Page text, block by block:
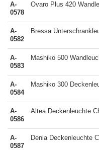
A-
0578
Ovaro Plus 420
A-
0582
Bressa
A-
0583
Mashiko 500
A-
0584
Mashiko 300
A-
0586
Altea Deckenleuchte
A-
0587
Denia Deckenleuchte